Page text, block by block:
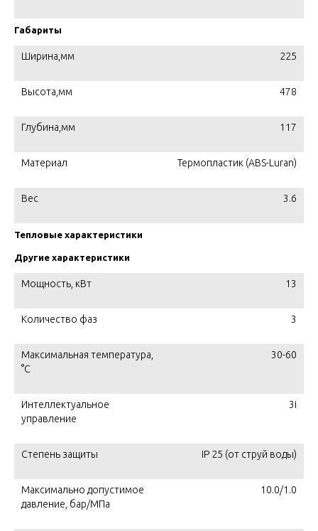
Габариты
Ширина,мм 225
Высота,мм 478
Глубина,мм 117
Материал Термопластик (ABS-Luran)
Вес 3.6
Тепловые характеристики
Другие характеристики
Мощность, кВт 13
Количество фаз 3
Максимальная температура,
°С
30-60
Интеллектуальное
управление
3i
Степень защиты IP 25 (от струй воды)
Максимально допустимое
давление, бар/МПа
10.0/1.0